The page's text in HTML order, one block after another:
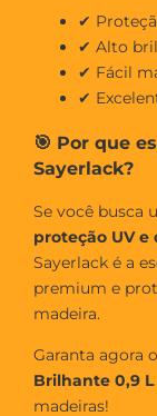
✔
✔ Alto
✔ Fácil
✔
🎯 Por que
Sayerlack?
Se você busca
proteção UV
Sayerlack é a
premium e
madeira.
Garanta agora o
Brilhante 0,9 L
madeiras!